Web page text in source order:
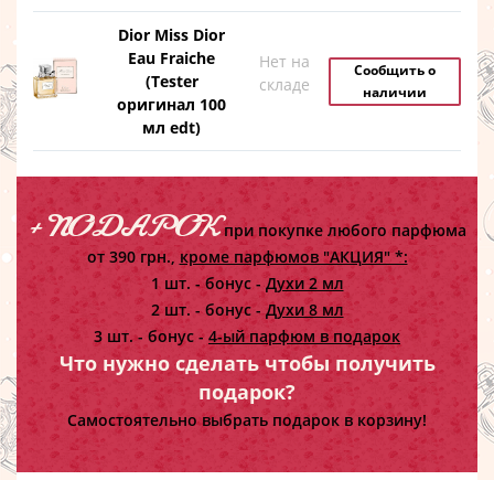
Dior Miss Dior
Eau Fraiche
(Tester
оригинал 100
мл edt)
Нет на
складе
Сообщить о
наличии
+ ПОДАРОКпри покупке любого парфюма
от 390 грн., кроме парфюмов "АКЦИЯ" *:
1 шт. - бонус - Духи 2 мл
2 шт. - бонус -Духи 8 мл
3 шт. - бонус - 4-ый парфюм в подарок
Что нужно сделать чтобы получить
подарок?
Самостоятельно выбрать подарок в корзину!